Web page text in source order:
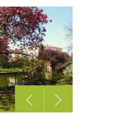
à
mon
carnet